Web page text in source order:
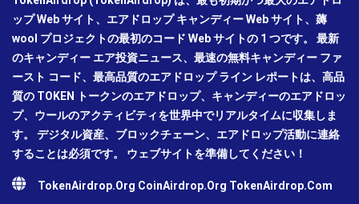
ップ Web サイト、エアドロップ キャンディー Web サイト、薅
wool プロジェクトの最初のコード Web サイトの 1 つです。 最新
のキャンディー エア投資ニュース、最速の無料キャンディー ファ
ースト コード、最高品質のエアドロップ ライン レポートは、高品
質の TOKEN トークンのエアドロップ、キャンディーのエアドロッ
プ、ウールのアクティビティを世界中でリアルタイムに収集しま
す。 デジタル資産、ブロックチェーン、エアドロップ活動に連絡
することは必須です。 ウェブサイトを準備してください！
TokenAirdrop.Org CoinAirdrop.Org TokenAirdrop.Com